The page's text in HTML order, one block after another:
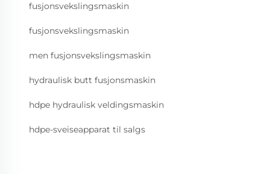
fusjonsvekslingsmaskin
fusjonsvekslingsmaskin
men fusjonsvekslingsmaskin
hydraulisk butt fusjonsmaskin
hdpe hydraulisk veldingsmaskin
hdpe-sveiseapparat til salgs